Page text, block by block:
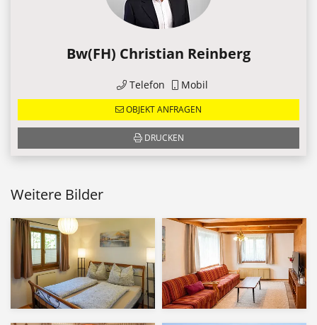
Bw(FH) Christian Reinberg
Telefon Mobil
OBJEKT ANFRAGEN
DRUCKEN
Weitere Bilder